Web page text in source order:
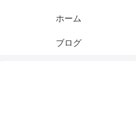
ホーム
ブログ